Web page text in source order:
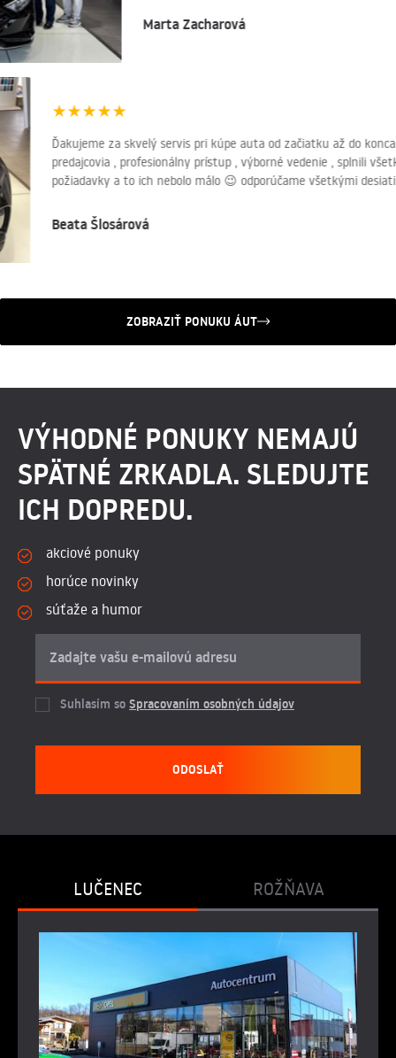
Marta Zacharová
★★★★★
Ďakujeme za skvelý servis pri kúpe auta od začiatku až do
predajcovia , profesionálny prístup , výborné vedenie , splnili
požiadavky a to ich nebolo málo 😉 odporúčame všetkými
Beata Šlosárová
ZOBRAZIŤ PONUKU ÁUT
VÝHODNÉ PONUKY NEMAJÚ
SPÄTNÉ ZRKADLA. SLEDUJTE
ICH DOPREDU.
akciové ponuky
horúce novinky
súťaže a humor
Suhlasím so Spracovaním osobných údajov
ODOSLAŤ
LUČENEC ROŽŇAVA